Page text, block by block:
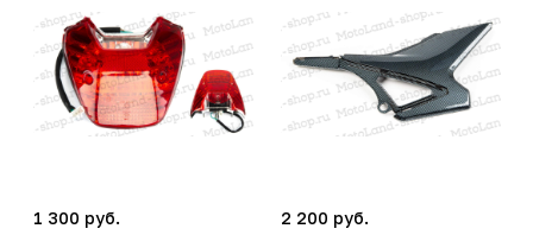
1 300 руб.
2 200 руб.